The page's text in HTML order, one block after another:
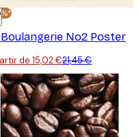
Boulangerie No2 Poster
de 15,02 €21,45 €